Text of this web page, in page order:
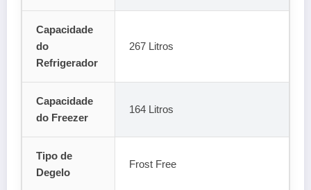
Capacidade
do
Refrigerador
267 Litros
Capacidade
do Freezer
164 Litros
Tipo de
Degelo
Frost Free